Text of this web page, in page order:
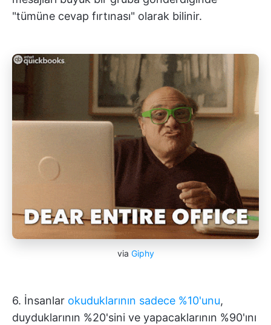
"tümüne cevap fırtınası" olarak bilinir.
via Giphy
6. İnsanlar okuduklarının sadece %10'unu,
duyduklarının %20'sini ve yapacaklarının %90'ını